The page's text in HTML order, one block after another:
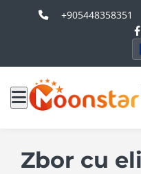
+905448358351
Zbor cu